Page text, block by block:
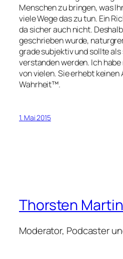
Menschen zu bringen, was
viele Wege das zu tun. Ein
da sicher auch nicht.
geschrieben wurde,
grade subjektiv und sollte
verstanden werden. Ich
von vielen. Sie erhebt keinen
Wahrheit™.
1. Mai 2015
Thorsten
Moderator, Podcaster